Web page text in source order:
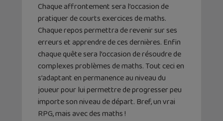
Chaque affrontement sera l’occasion de
pratiquer de courts exercices de maths.
Chaque repos permettra de revenir sur ses
erreurs et apprendre de ces dernières. Enfin
chaque quête sera l’occasion de résoudre de
complexes problèmes de maths. Tout ceci en
s’adaptant en permanence au niveau du
joueur pour lui permettre de progresser peu
importe son niveau de départ. Bref, un vrai
RPG, mais avec des maths !